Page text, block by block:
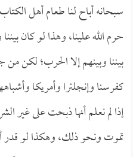
سبحانه أباح لنا طعام أهل
حرم الله علينا، وهذا لو كان
بيننا وبينهم إلا الحرب؛ لكن
كفرسنا وإنجلترا وأمريكا
إذا لم نعلم أنها ذبحت على
تموت ونحو ذلك، وهكذا لو قدر